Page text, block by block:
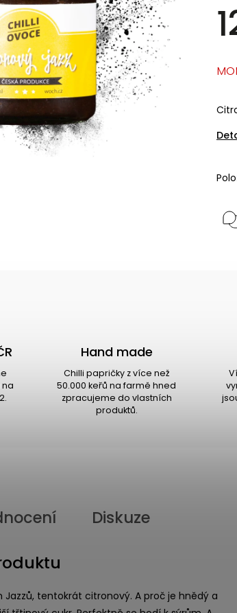
Hand made
Chilli papričky z více než
50.000 keřů na farmě hned
zpracujeme do vlastních
produktů.
Diskuze
Jazzů, tentokrát citronový. A proč je hnědý a